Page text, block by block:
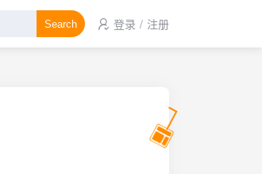
Search 登录 / 注册